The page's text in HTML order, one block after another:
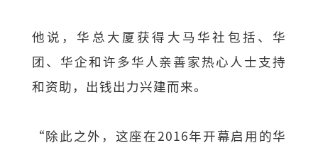
他说，华总大厦获得大马华社包括、华
团、华企和许多华人亲善家热心人士支持
和资助，出钱出力兴建而来。
“除此之外，这座在2016年开幕启用的华